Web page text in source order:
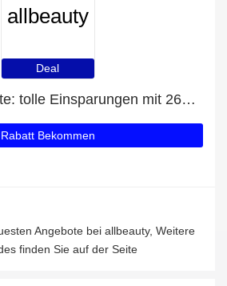
allbeauty
Deal
Neueste Angebote: tolle Einsparungen mit 26% Rabatt
Rabatt Bekommen
Angebote bei allbeauty, Weitere
finden Sie auf der Seite